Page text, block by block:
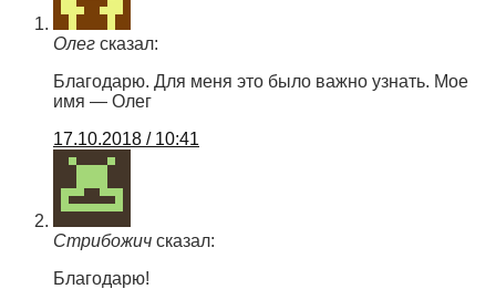
Олег сказал:
Благодарю. Для меня это было важно узнать. Мое
имя — Олег
17.10.2018 / 10:41
Стрибожич сказал:
Благодарю!